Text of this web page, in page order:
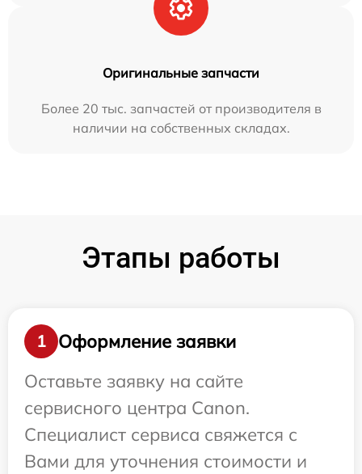
Оригинальные запчасти
Более 20 тыс. запчастей от производителя в
наличии на собственных складах.
Этапы работы
1
Оформление заявки
Оставьте заявку на сайте
сервисного центра Canon.
Специалист сервиса свяжется с
Вами для уточнения стоимости и